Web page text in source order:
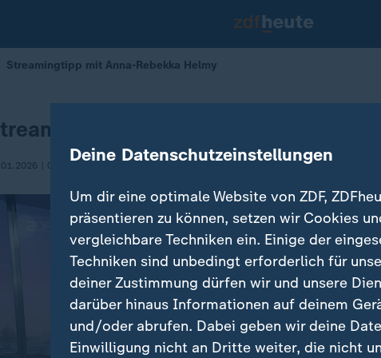
Streamingtipp mit Anna-Rebekka Helmy
mit Anna-Rebekka Helmy
| 05:30 Deine Datenschutzeinstellungen
Um dir eine optimale Website von ZDF,
präsentieren zu können, setzen wir Cookies
vergleichbare Techniken ein. Einige der
Techniken sind unbedingt erforderlich für
deiner Zustimmung dürfen wir und unsere
darüber hinaus Informationen auf deinem
und/oder abrufen. Dabei geben wir deine
Einwilligung nicht an Dritte weiter, die nicht